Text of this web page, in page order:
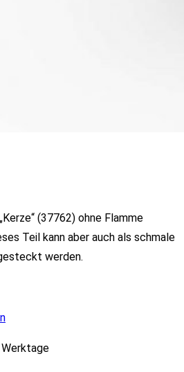
(37762) ohne Flamme
Teil kann aber auch als schmale
werden.